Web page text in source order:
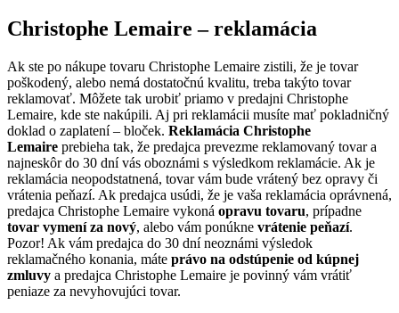
Christophe Lemaire – reklamácia
Ak ste po nákupe tovaru Christophe Lemaire zistili, že je tovar
poškodený, alebo nemá dostatočnú kvalitu, treba takýto tovar
reklamovať. Môžete tak urobiť priamo v predajni Christophe
Lemaire, kde ste nakúpili. Aj pri reklamácii musíte mať pokladničný
doklad o zaplatení – bloček. Reklamácia Christophe
Lemaire prebieha tak, že predajca prevezme reklamovaný tovar a
najneskôr do 30 dní vás oboznámi s výsledkom reklamácie. Ak je
reklamácia neopodstatnená, tovar vám bude vrátený bez opravy či
vrátenia peňazí. Ak predajca usúdi, že je vaša reklamácia oprávnená,
predajca Christophe Lemaire vykoná opravu tovaru, prípadne
tovar vymení za nový, alebo vám ponúkne vrátenie peňazí.
Pozor! Ak vám predajca do 30 dní neoznámi výsledok
reklamačného konania, máte právo na odstúpenie od kúpnej
zmluvy a predajca Christophe Lemaire je povinný vám vrátiť
peniaze za nevyhovujúci tovar.